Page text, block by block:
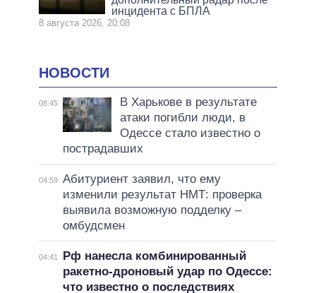
инцидента с БПЛА
8 августа 2026, 20:08
НОВОСТИ
08:45
В Харькове в результате
атаки погибли люди, в
Одессе стало известно о
пострадавших
04:59 Абитуриент заявил, что ему
изменили результат НМТ: проверка
выявила возможную подделку –
омбудсмен
04:41
Рф нанесла комбинированный
ракетно-дроновый удар по Одессе:
что известно о последствиях